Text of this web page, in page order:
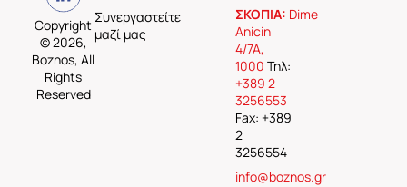
Copyright
© 2026,
Boznos, All
Rights
Reserved
Συνεργαστείτε
μαζί μας
ΣΚΟΠΙΑ: Dime
Anicin
4/7A,
1000 Τηλ:
+389 2
3256553
Fax: +389
2
3256554
info@boznos.gr